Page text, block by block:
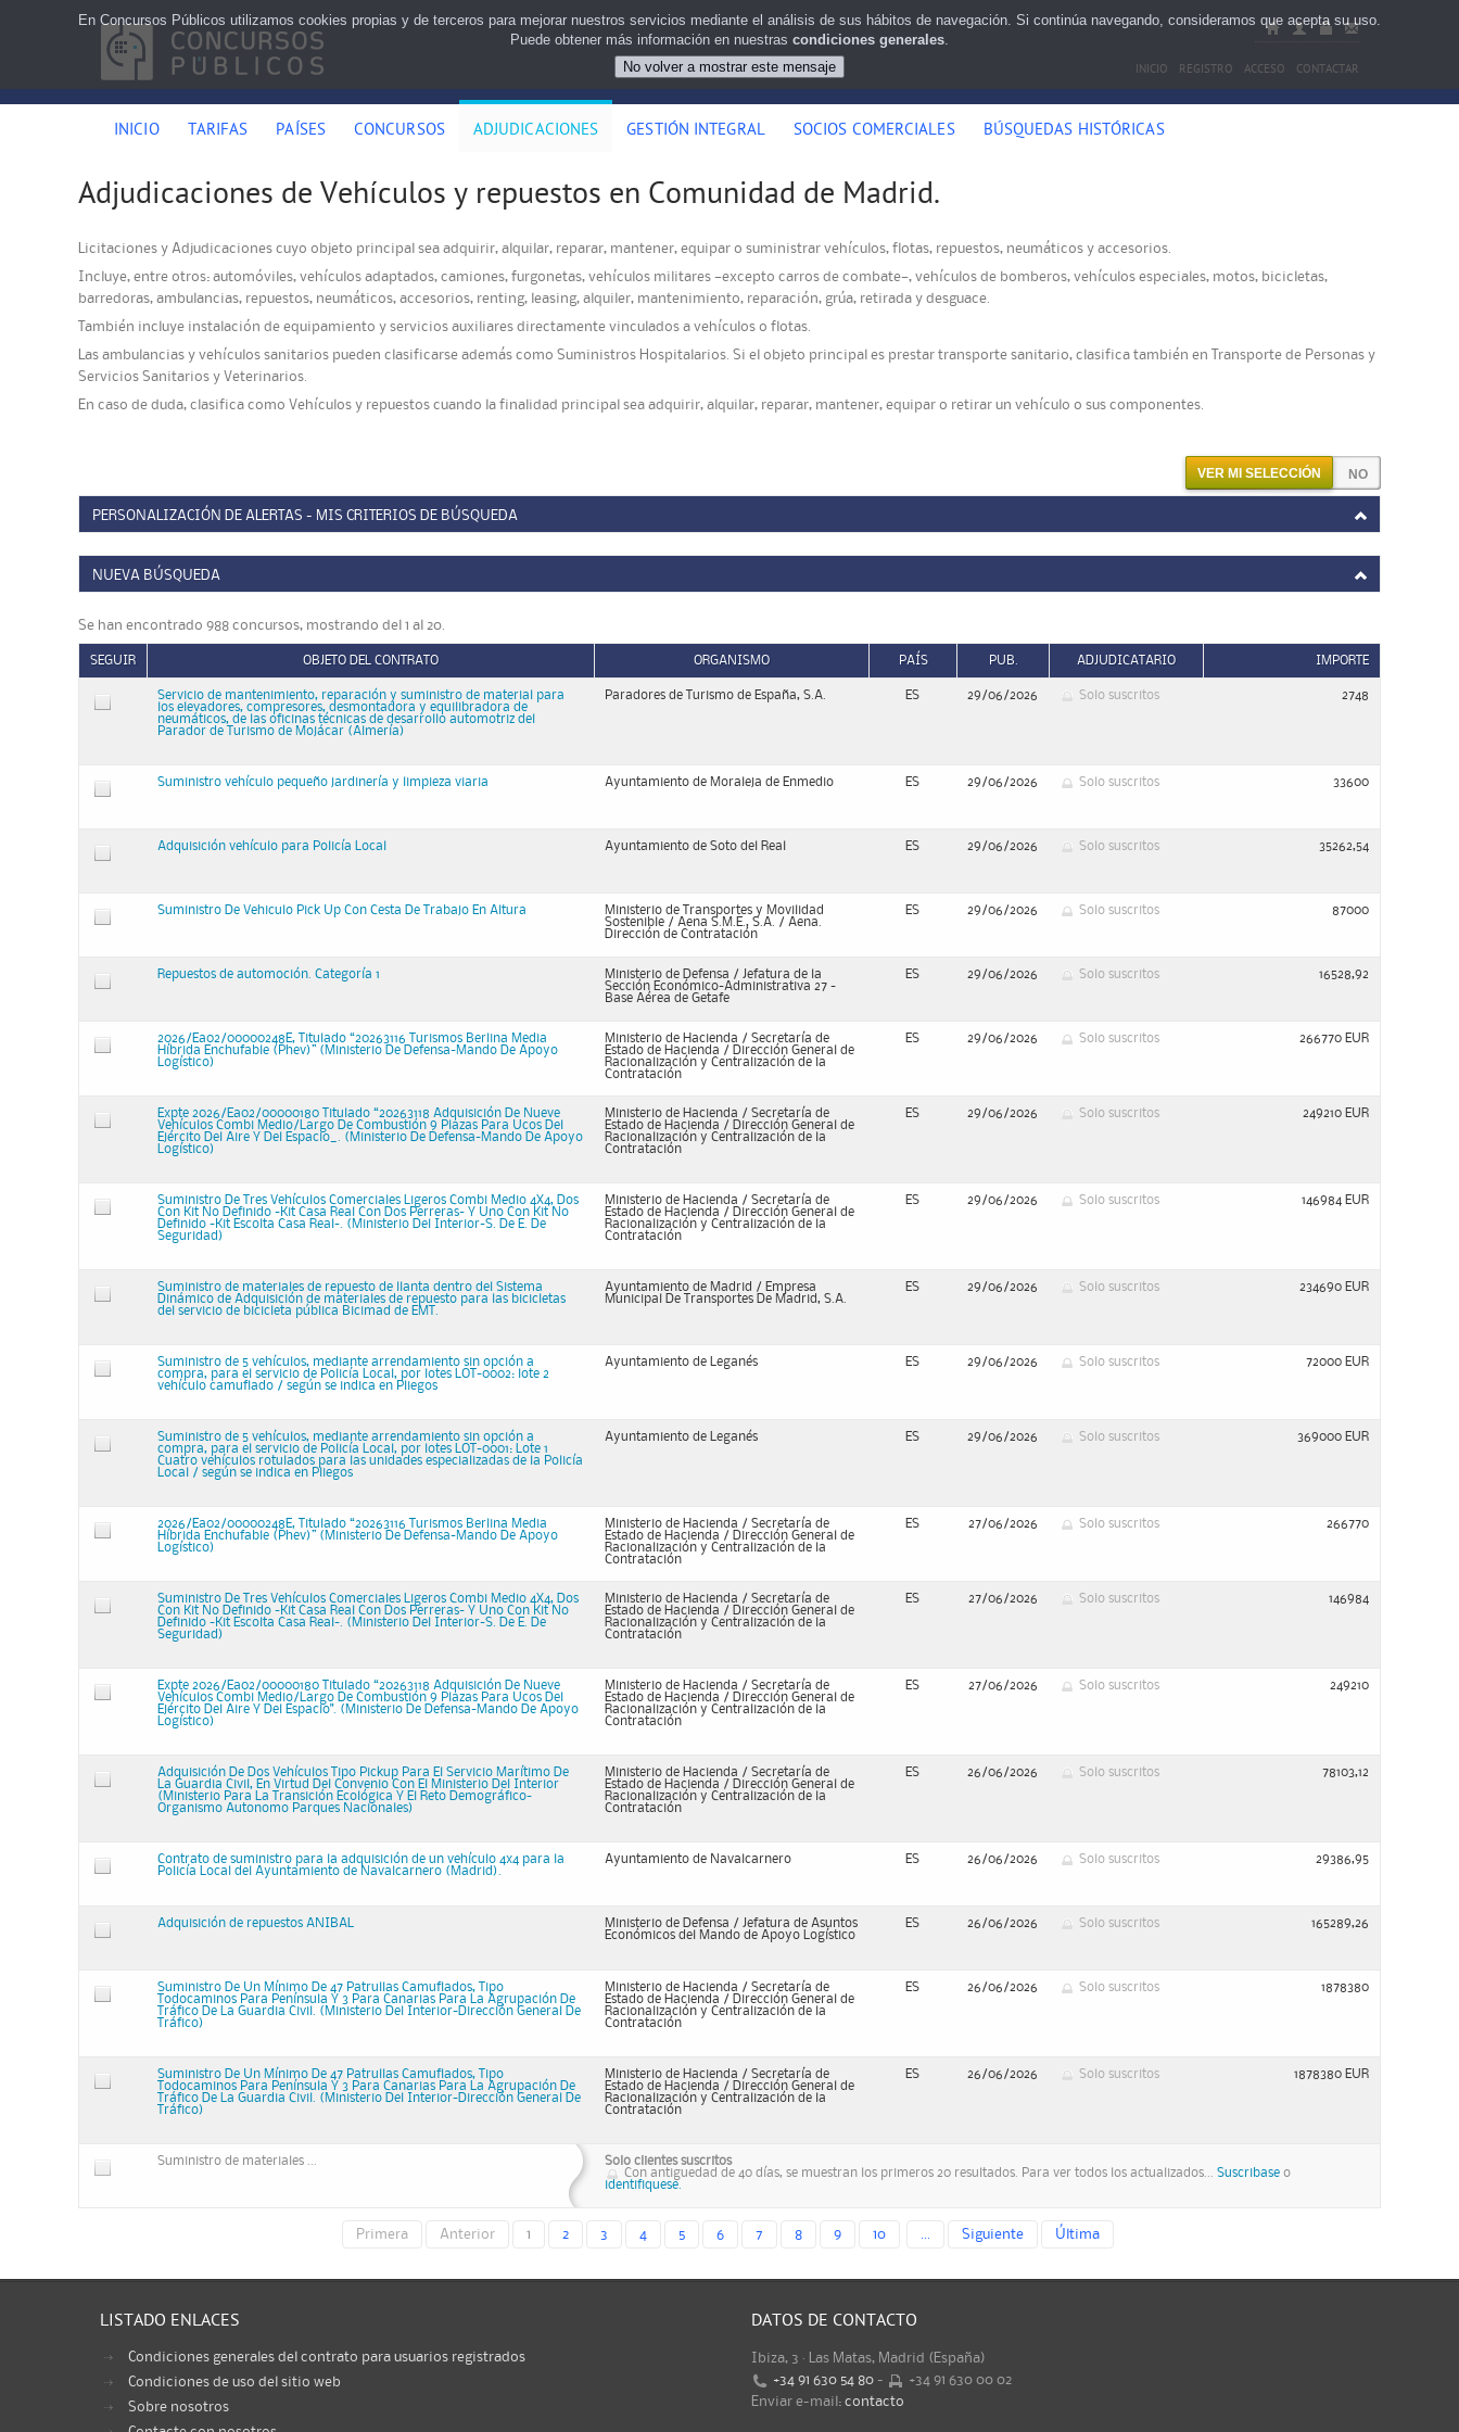
INICIO REGISTRO ACCESO CONTACTAR
INICIO TARIFAS PAÍSES CONCURSOS ADJUDICACIONES GESTIÓN INTEGRAL SOCIOS COMERCIALES BÚSQUEDAS HISTÓRICAS
Adjudicaciones de Vehículos y repuestos en Comunidad de Madrid.
Licitaciones y Adjudicaciones cuyo objeto principal sea adquirir, alquilar, reparar, mantener, equipar o suministrar vehículos, flotas, repuestos, neumáticos y accesorios.
Incluye, entre otros: automóviles, vehículos adaptados, camiones, furgonetas, vehículos militares —excepto carros de combate—, vehículos de bomberos, vehículos especiales, motos, bicicletas,
barredoras, ambulancias, repuestos, neumáticos, accesorios, renting, leasing, alquiler, mantenimiento, reparación, grúa, retirada y desguace.
También incluye instalación de equipamiento y servicios auxiliares directamente vinculados a vehículos o flotas.
Las ambulancias y vehículos sanitarios pueden clasificarse además como Suministros Hospitalarios. Si el objeto principal es prestar transporte sanitario, clasifica también en Transporte de Personas y
Servicios Sanitarios y Veterinarios.
En caso de duda, clasifica como Vehículos y repuestos cuando la finalidad principal sea adquirir, alquilar, reparar, mantener, equipar o retirar un vehículo o sus componentes.
VER MI SELECCIÓN
PERSONALIZACIÓN DE ALERTAS - MIS CRITERIOS DE BÚSQUEDA
NUEVA BÚSQUEDA
Se han encontrado 988 concursos, mostrando del 1 al 20.
SEGUIR OBJETO DEL CONTRATO ORGANISMO PAÍS PUB. ADJUDICATARIO IMPORTE
Servicio de mantenimiento, reparación y suministro de material para
los elevadores, compresores, desmontadora y equilibradora de
neumáticos, de las oficinas técnicas de desarrollo automotriz del
Parador de Turismo de Mojácar (Almería)
Paradores de Turismo de España, S.A. ES 29/06/2026 Solo suscritos 2748
Suministro vehículo pequeño jardinería y limpieza viaria Ayuntamiento de Moraleja de Enmedio ES 29/06/2026 Solo suscritos 33600
Adquisición vehículo para Policía Local Ayuntamiento de Soto del Real ES 29/06/2026 Solo suscritos 35262,54
Suministro De Vehiculo Pick Up Con Cesta De Trabajo En Altura
Ministerio de Transportes y Movilidad
Sostenible / Aena S.M.E., S.A. / Aena.
Dirección de Contratación
ES 29/06/2026 Solo suscritos 87000
Repuestos de automoción. Categoría 1
Ministerio de Defensa / Jefatura de la
Sección Económico-Administrativa 27 -
Base Aérea de Getafe
ES 29/06/2026 Solo suscritos 16528,92
2026/Ea02/00000248E, Titulado “20263116 Turismos Berlina Media
Híbrida Enchufable (Phev)” (Ministerio De Defensa-Mando De Apoyo
Logístico)
Ministerio de Hacienda / Secretaría de
Estado de Hacienda / Dirección General de
Racionalización y Centralización de la
Contratación
ES 29/06/2026 Solo suscritos 266770 EUR
Expte 2026/Ea02/00000180 Titulado “20263118 Adquisición De Nueve
Vehículos Combi Medio/Largo De Combustión 9 Plazas Para Ucos Del
Ejército Del Aire Y Del Espacio_. (Ministerio De Defensa-Mando De Apoyo
Logístico)
Ministerio de Hacienda / Secretaría de
Estado de Hacienda / Dirección General de
Racionalización y Centralización de la
Contratación
ES 29/06/2026 Solo suscritos 249210 EUR
Suministro De Tres Vehículos Comerciales Ligeros Combi Medio 4X4, Dos
Con Kit No Definido -Kit Casa Real Con Dos Perreras- Y Uno Con Kit No
Definido -Kit Escolta Casa Real-. (Ministerio Del Interior-S. De E. De
Seguridad)
Ministerio de Hacienda / Secretaría de
Estado de Hacienda / Dirección General de
Racionalización y Centralización de la
Contratación
ES 29/06/2026 Solo suscritos 146984 EUR
Suministro de materiales de repuesto de llanta dentro del Sistema
Dinámico de Adquisición de materiales de repuesto para las bicicletas
del servicio de bicicleta pública Bicimad de EMT.
Ayuntamiento de Madrid / Empresa
Municipal De Transportes De Madrid, S.A.
ES 29/06/2026 Solo suscritos 234690 EUR
Suministro de 5 vehículos, mediante arrendamiento sin opción a
compra, para el servicio de Policía Local, por lotes LOT-0002: lote 2
vehículo camuflado / según se indica en Pliegos
Ayuntamiento de Leganés ES 29/06/2026 Solo suscritos 72000 EUR
Suministro de 5 vehículos, mediante arrendamiento sin opción a
compra, para el servicio de Policía Local, por lotes LOT-0001: Lote 1
Cuatro vehículos rotulados para las unidades especializadas de la Policía
Local / según se indica en Pliegos
Ayuntamiento de Leganés ES 29/06/2026 Solo suscritos 369000 EUR
2026/Ea02/00000248E, Titulado “20263116 Turismos Berlina Media
Híbrida Enchufable (Phev)” (Ministerio De Defensa-Mando De Apoyo
Logístico)
Ministerio de Hacienda / Secretaría de
Estado de Hacienda / Dirección General de
Racionalización y Centralización de la
Contratación
ES 27/06/2026 Solo suscritos 266770
Suministro De Tres Vehículos Comerciales Ligeros Combi Medio 4X4, Dos
Con Kit No Definido -Kit Casa Real Con Dos Perreras- Y Uno Con Kit No
Definido -Kit Escolta Casa Real-. (Ministerio Del Interior-S. De E. De
Seguridad)
Ministerio de Hacienda / Secretaría de
Estado de Hacienda / Dirección General de
Racionalización y Centralización de la
Contratación
ES 27/06/2026 Solo suscritos 146984
Expte 2026/Ea02/00000180 Titulado “20263118 Adquisición De Nueve
Vehículos Combi Medio/Largo De Combustión 9 Plazas Para Ucos Del
Ejército Del Aire Y Del Espacio". (Ministerio De Defensa-Mando De Apoyo
Logístico)
Ministerio de Hacienda / Secretaría de
Estado de Hacienda / Dirección General de
Racionalización y Centralización de la
Contratación
ES 27/06/2026 Solo suscritos 249210
Adquisición De Dos Vehículos Tipo Pickup Para El Servicio Marítimo De
La Guardia Civil, En Virtud Del Convenio Con El Ministerio Del Interior
(Ministerio Para La Transición Ecológica Y El Reto Demográfico-
Organismo Autonomo Parques Nacionales)
Ministerio de Hacienda / Secretaría de
Estado de Hacienda / Dirección General de
Racionalización y Centralización de la
Contratación
ES 26/06/2026 Solo suscritos 78103,12
Contrato de suministro para la adquisición de un vehículo 4x4 para la
Policía Local del Ayuntamiento de Navalcarnero (Madrid).
Ayuntamiento de Navalcarnero ES 26/06/2026 Solo suscritos 29386,95
Adquisición de repuestos ANIBAL
Ministerio de Defensa / Jefatura de Asuntos
Económicos del Mando de Apoyo Logístico
ES 26/06/2026 Solo suscritos 165289,26
Suministro De Un Mínimo De 47 Patrullas Camuflados, Tipo
Todocaminos Para Península Y 3 Para Canarias Para La Agrupación De
Tráfico De La Guardia Civil. (Ministerio Del Interior-Dirección General De
Tráfico)
Ministerio de Hacienda / Secretaría de
Estado de Hacienda / Dirección General de
Racionalización y Centralización de la
Contratación
ES 26/06/2026 Solo suscritos 1878380
Suministro De Un Mínimo De 47 Patrullas Camuflados, Tipo
Todocaminos Para Península Y 3 Para Canarias Para La Agrupación De
Tráfico De La Guardia Civil. (Ministerio Del Interior-Dirección General De
Tráfico)
Ministerio de Hacienda / Secretaría de
Estado de Hacienda / Dirección General de
Racionalización y Centralización de la
Contratación
ES 26/06/2026 Solo suscritos 1878380 EUR
Suministro de materiales ...
Solo clientes suscritos
Con antiguedad de 40 días, se muestran los primeros 20 resultados. Para ver todos los actualizados... Suscribase o
identifiquese.
Primera Anterior 1 2 3 4 5 6 7 8 9 10 Siguiente Última
LISTADO ENLACES
Condiciones generales del contrato para usuarios registrados
Condiciones de uso del sitio web
Sobre nosotros
DATOS DE CONTACTO
Ibiza, 3 · Las Matas, Madrid (España)
+34 91 630 54 80 -
+34 91 630 00 02
Enviar e-mail: contacto
En Concursos Públicos utilizamos cookies propias y de terceros para mejorar nuestros servicios mediante el análisis de sus hábitos de navegación. Si continúa navegando, consideramos que acepta su uso.
Puede obtener más información en nuestras condiciones generales.